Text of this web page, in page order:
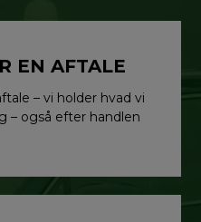
EN AFTALE
– vi holder hvad vi
– også efter handlen